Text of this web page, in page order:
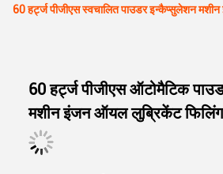
60 हर्ट्ज पीजीएस स्वचालित पाउडर इन्कैप्सुलेशन
60 हर्ट्ज पीजीएस ऑटोमैटिक
मशीन इंजन ऑयल लुब्रिकेंट